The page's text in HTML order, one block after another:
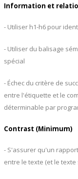
Information et
- Utiliser h1-h6 pour
- Utiliser du balisage
spécial
- Échec du critère de
entre l'étiquette et le
déterminable par
Contrast (Minimum)
- S'assurer qu'un
entre le texte (et le